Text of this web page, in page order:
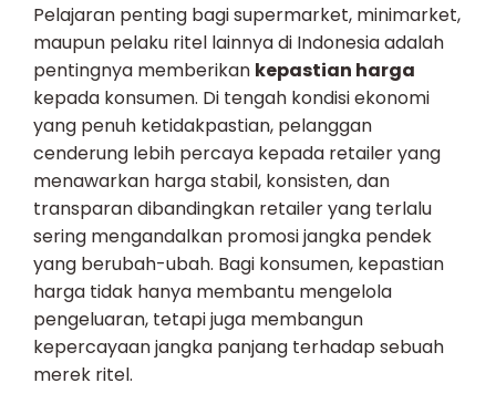
Pelajaran penting bagi supermarket, minimarket,
maupun pelaku ritel lainnya di Indonesia adalah
pentingnya memberikan kepastian harga
kepada konsumen. Di tengah kondisi ekonomi
yang penuh ketidakpastian, pelanggan
cenderung lebih percaya kepada retailer yang
menawarkan harga stabil, konsisten, dan
transparan dibandingkan retailer yang terlalu
sering mengandalkan promosi jangka pendek
yang berubah-ubah. Bagi konsumen, kepastian
harga tidak hanya membantu mengelola
pengeluaran, tetapi juga membangun
kepercayaan jangka panjang terhadap sebuah
merek ritel.